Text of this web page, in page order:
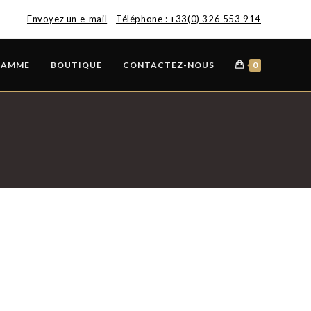
Envoyez un e-mail - Téléphone : +33(0) 326 553 914
BOUTIQUE CONTACTEZ-NOUS 0